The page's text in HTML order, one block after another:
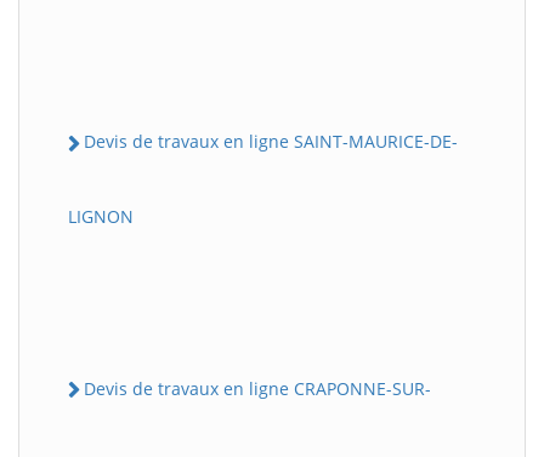
Devis de travaux en ligne SAINT-MAURICE-DE-
LIGNON
Devis de travaux en ligne CRAPONNE-SUR-